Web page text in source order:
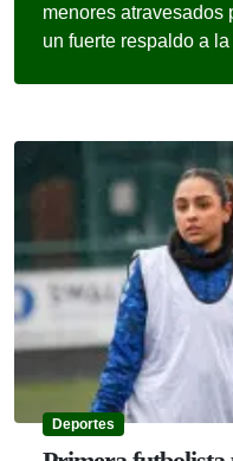
menores atravesados
un fuerte respaldo a
Deportes